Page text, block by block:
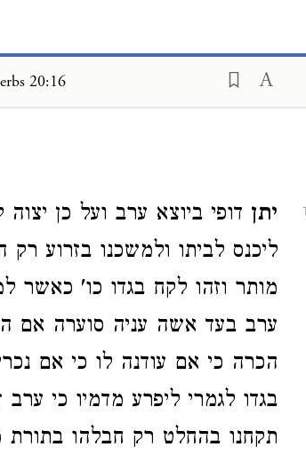
20:16
1 יתן דופי ביוצא ערב ועל כן
ליכנס לביתו ולמשכנו בזרוע
מותר וזהו לקח בגדו כו' כאשר
ערב בעד אשה עניה סוערה אם
הכרה כי אם עודנה לו כי אם
בגדו לגמרי ליפרע מדמיו כי
תקחנו בהחלט רק חבלהו בתורת